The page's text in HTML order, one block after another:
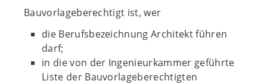
Bauvorlageberechtigt ist, wer
die Berufsbezeichnung Architekt führen
darf;
in die von der Ingenieurkammer geführte
Liste der Bauvorlageberechtigten